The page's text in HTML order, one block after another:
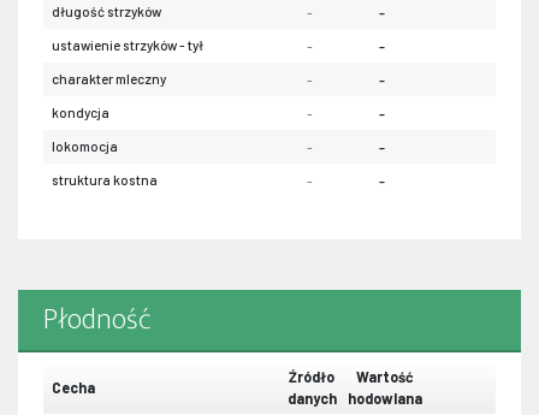
długość strzyków - -
ustawienie strzyków - tył - -
charakter mleczny - -
kondycja - -
lokomocja - -
struktura kostna - -
Płodność
Cecha
Źródło
danych
Wartość
hodowlana